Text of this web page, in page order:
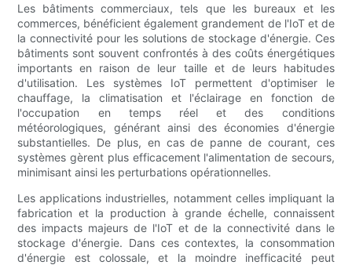
Les bâtiments commerciaux, tels que les bureaux et les
commerces, bénéficient également grandement de l'IoT et de
la connectivité pour les solutions de stockage d'énergie. Ces
bâtiments sont souvent confrontés à des coûts énergétiques
importants en raison de leur taille et de leurs habitudes
d'utilisation. Les systèmes IoT permettent d'optimiser le
chauffage, la climatisation et l'éclairage en fonction de
l'occupation en temps réel et des conditions
météorologiques, générant ainsi des économies d'énergie
substantielles. De plus, en cas de panne de courant, ces
systèmes gèrent plus efficacement l'alimentation de secours,
minimisant ainsi les perturbations opérationnelles.
Les applications industrielles, notamment celles impliquant la
fabrication et la production à grande échelle, connaissent
des impacts majeurs de l'IoT et de la connectivité dans le
stockage d'énergie. Dans ces contextes, la consommation
d'énergie est colossale, et la moindre inefficacité peut